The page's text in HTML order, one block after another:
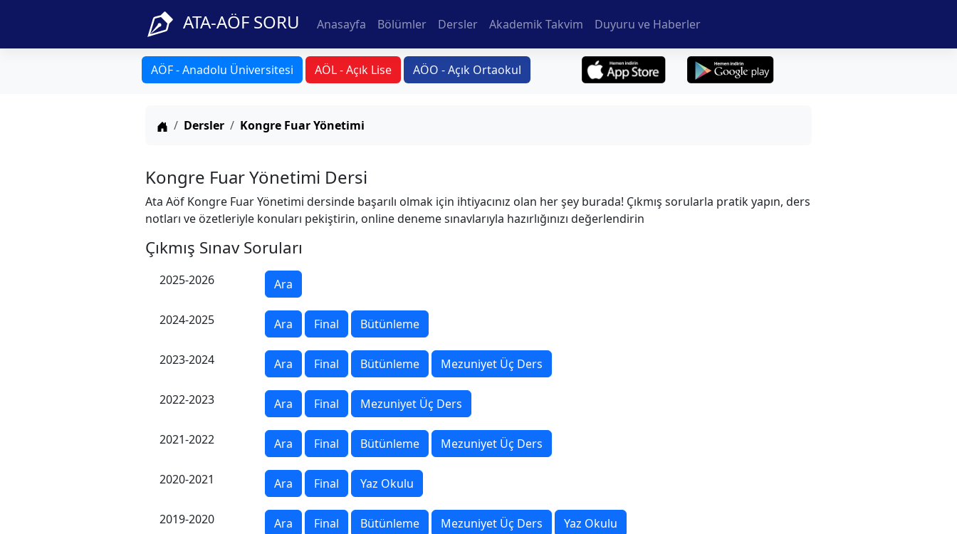
ATA-AÖF SORU Anasayfa Bölümler Dersler Akademik Takvim Duyuru ve Haberler
AÖF - Anadolu Üniversitesi AÖL - Açık Lise AÖO - Açık Ortaokul
Anasayfa
Dersler Kongre Fuar Yönetimi
Kongre Fuar Yönetimi Dersi
Ata Aöf Kongre Fuar Yönetimi dersinde başarılı olmak için ihtiyacınız olan her şey burada! Çıkmış sorularla pratik yapın, ders
notları ve özetleriyle konuları pekiştirin, online deneme sınavlarıyla hazırlığınızı değerlendirin
Çıkmış Sınav Soruları
2025-2026 Ara
2024-2025 Ara Final Bütünleme
2023-2024 Ara Final Bütünleme Mezuniyet Üç Ders
2022-2023 Ara Final Mezuniyet Üç Ders
2021-2022 Ara Final Bütünleme Mezuniyet Üç Ders
2020-2021 Ara Final Yaz Okulu
2019-2020 Ara Final Bütünleme Mezuniyet Üç Ders Yaz Okulu